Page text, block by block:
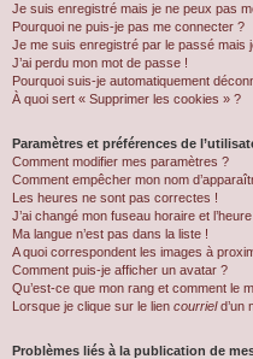
Je suis enregistré mais je ne peux pas
Pourquoi ne puis-je pas me connecter ?
Je me suis enregistré par le passé mais
J’ai perdu mon mot de passe !
Pourquoi suis-je automatiquement
À quoi sert « Supprimer les cookies » ?
Paramètres et préférences de
Comment modifier mes paramètres ?
Comment empêcher mon nom
Les heures ne sont pas correctes !
J’ai changé mon fuseau horaire et
Ma langue n’est pas dans la liste !
A quoi correspondent les images à
Comment puis-je afficher un avatar ?
Qu’est-ce que mon rang et comment le
Lorsque je clique sur le lien courrield’un
Problèmes liés à la publication de